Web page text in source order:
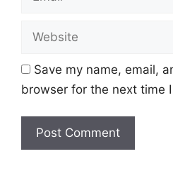
Save my name, email,
browser for the next time